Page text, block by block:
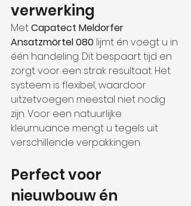
verwerking
Met Capatect Meldorfer
Ansatzmörtel 080 lijmt én voegt u in
één handeling. Dit bespaart tijd en
zorgt voor een strak resultaat. Het
systeem is flexibel, waardoor
uitzetvoegen meestal niet nodig
zijn. Voor een natuurlijke
kleurnuance mengt u tegels uit
verschillende verpakkingen.
Perfect voor
nieuwbouw én